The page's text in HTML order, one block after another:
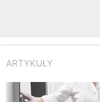
ARTYKUŁY